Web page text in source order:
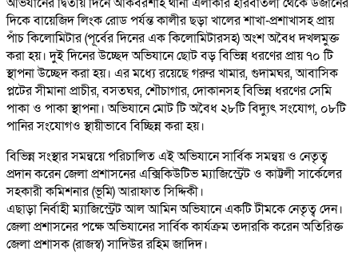
দিকে বায়েজিদ লিংক রোড পর্যন্ত কালীর ছড়া খালের শাখা-প্রশাখাসহ প্রায়
পাঁচ কিলোমিটার (পূর্বের দিনের এক কিলোমিটারসহ) অংশ অবৈধ দখলমুক্ত
করা হয়। দুই দিনের উচ্ছেদ অভিযানে ছোট বড় বিভিন্ন ধরণের প্রায় ৭০ টি
স্থাপনা উচ্ছেদ করা হয়। এর মধ্যে রয়েছে গরুর খামার, গুদামঘর, আবাসিক
প্লটের সীমানা প্রাচীর, বসতঘর, শৌচাগার, দোকানসহ বিভিন্ন ধরণের সেমি
পাকা ও পাকা স্থাপনা। অভিযানে মোট টি অবৈধ ২৮টি বিদ্যুৎ সংযোগ, ০৮টি
পানির সংযোগও স্থায়ীভাবে বিচ্ছিন্ন করা হয়।
বিভিন্ন সংস্থার সমন্বয়ে পরিচালিত এই অভিযানে সার্বিক সমন্বয় ও নেতৃত্ব
প্রদান করেন জেলা প্রশাসনের এক্সিকিউটিভ ম্যাজিস্ট্রেট ও কাট্টলী সার্কেলের
সহকারী কমিশনার (ভূমি) আরাফাত সিদ্দিকী।
এছাড়া নির্বাহী ম্যাজিস্ট্রেট আল আমিন অভিযানে একটি টীমকে নেতৃত্ব দেন।
জেলা প্রশাসনের পক্ষে অভিযানের সার্বিক কার্যক্রম তদারকি করেন অতিরিক্ত
জেলা প্রশাসক (রাজস্ব) সাদিউর রহিম জাদিদ।